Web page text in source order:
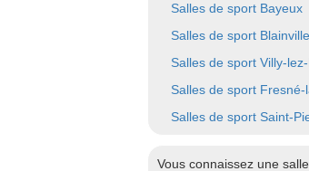
Salles de sport Bayeux
Salles de sport
Salles de sport Villy-
Salles de sport Fresné-
Salles de sport Saint-
Vous connaissez une